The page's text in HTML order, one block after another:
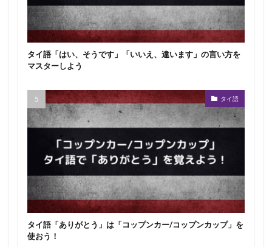
タイ語「はい、そうです」「いいえ、違います」の言い方を
マスターしよう
タイ語
タイ語「ありがとう」は「コップンカー/コップンカップ」を
使おう！